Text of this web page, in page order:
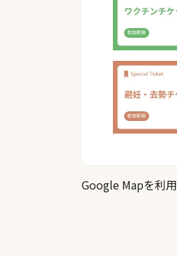
Google Mapを利